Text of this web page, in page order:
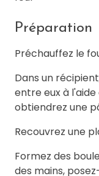
Préparation
Préchauffez le
Dans un
entre eux à
obtiendrez une
Recouvrez une
Formez des
des mains,